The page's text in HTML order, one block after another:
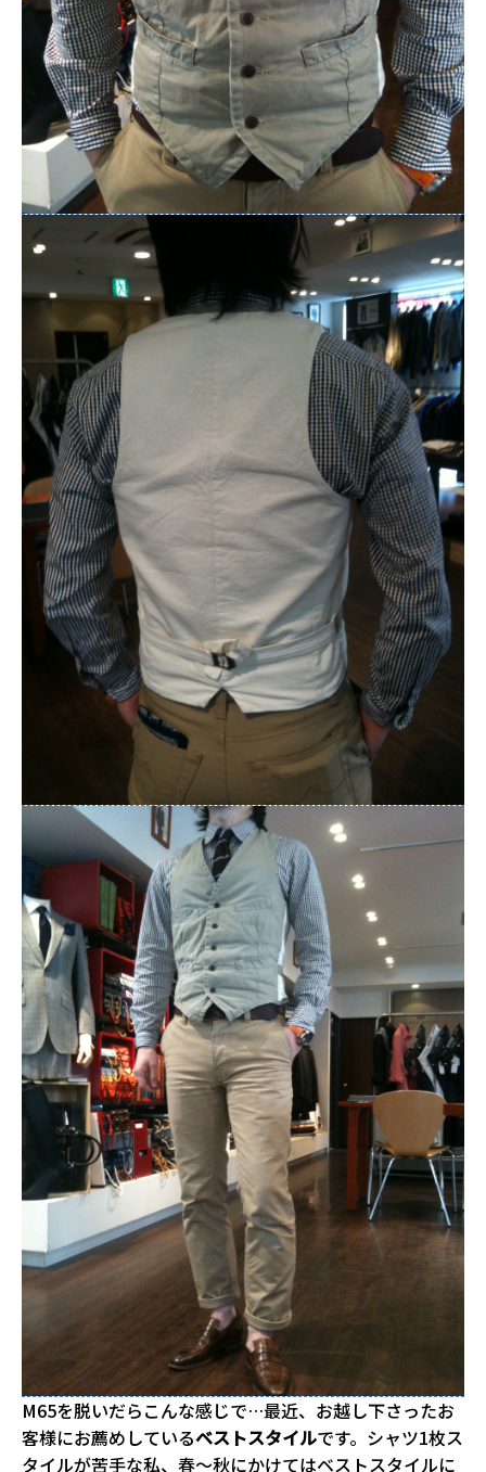
M65を脱いだらこんな感じで…最近、お越し下さったお
客様にお薦めしているベストスタイルです。シャツ1枚ス
タイルが苦手な私、春～秋にかけてはベストスタイルに